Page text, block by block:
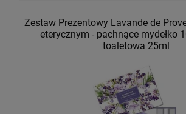
Zestaw Prezentowy Lavande de
eterycznym - pachnące mydełko
toaletowa 25ml